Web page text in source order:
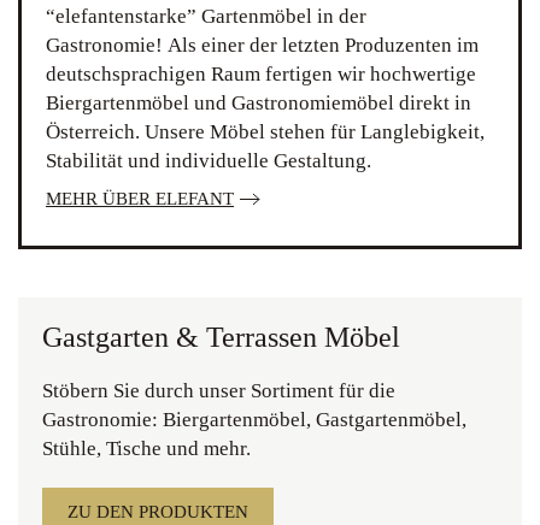
“elefantenstarke” Gartenmöbel in der
Gastronomie! Als einer der letzten Produzenten im
deutschsprachigen Raum fertigen wir hochwertige
Biergartenmöbel und Gastronomiemöbel direkt in
Österreich. Unsere Möbel stehen für Langlebigkeit,
Stabilität und individuelle Gestaltung.
MEHR ÜBER ELEFANT
Gastgarten & Terrassen Möbel
Stöbern Sie durch unser Sortiment für die
Gastronomie: Biergartenmöbel, Gastgartenmöbel,
Stühle, Tische und mehr.
ZU DEN PRODUKTEN